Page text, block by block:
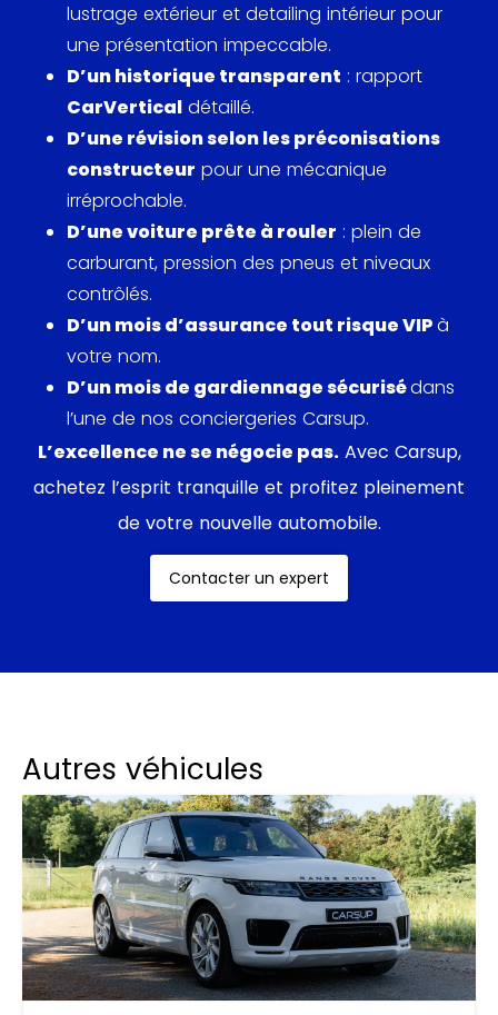
Tirant profit de l’expérience engrangée par Alfa
Romeo en compétition, il s’équipe d’un châssis
parfaitement équilibré pourvu de suspensions
pilotées, d’une direction précise et d’un train avant
incisif. Des attributs qui lui permettent de proposer
un comportement routier exemplaire pour un plaisir
de conduite sans compromis.
Fidèle à la tradition de la marque, le SUV italien
révèle sa personnalité à travers une silhouette
résolument athlétique et des lignes singulièrement
dynamiques. À bord, le volume de chargement est
digne du segment supérieur tandis que
l’instrumentation s’illustre par son intuitivité et sa
compatibilité à Apple CarPlay et Android Auto.
lustrage extérieur et detailing intérieur pour
une présentation impeccable.
D’un historique transparent : rapport
CarVertical détaillé.
D’une révision selon les préconisations
constructeur pour une mécanique
irréprochable.
D’une voiture prête à rouler : plein de
carburant, pression des pneus et niveaux
contrôlés.
D’un mois d’assurance tout risque VIPà
votre nom.
D’un mois de gardiennage sécurisédans
l’une de nos conciergeries Carsup.
L’excellence ne se négocie pas.Avec Carsup,
achetez l’esprit tranquille et profitez pleinement
de votre nouvelle automobile.
Contacter un expert
Autres véhicules